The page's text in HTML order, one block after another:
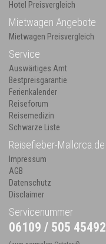
Hotel Preisvergleich
Mietwagen Angebote
Mietwagen Preisvergleich
Service
Auswärtiges Amt
Bestpreisgarantie
Ferienkalender
Reiseforum
Reisemedizin
Schwarze Liste
Reisefieber-Mallorca.de
Impressum
AGB
Datenschutz
Disclaimer
Servicenummer
06109 / 505 45492